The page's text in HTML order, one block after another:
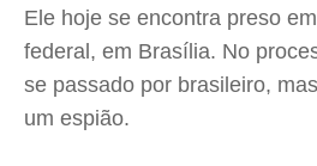
Ele hoje se encontra preso
federal, em Brasília. No
se passado por brasileiro,
um espião.